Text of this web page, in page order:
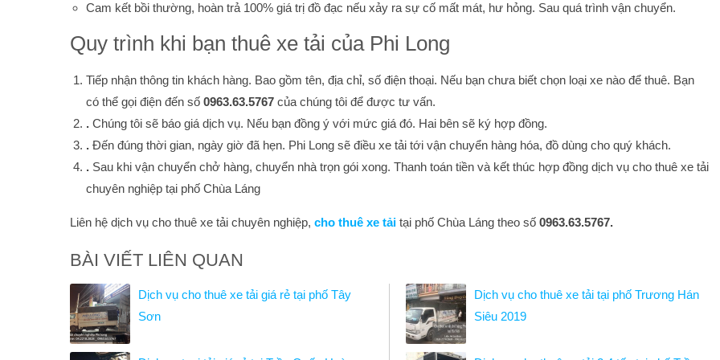
Cam kết bồi thường, hoàn trả 100% giá trị đồ đạc nếu xảy ra sự cố mất mát, hư hỏng. Sau quá trình vận chuyển.
Quy trình khi bạn thuê xe tải của Phi Long
Tiếp nhận thông tin khách hàng. Bao gồm tên, địa chỉ, số điện thoại. Nếu bạn chưa biết chọn loại xe nào để thuê. Bạn
có thể gọi điện đến số 0963.63.5767 của chúng tôi để được tư vấn.
. Chúng tôi sẽ báo giá dịch vụ. Nếu bạn đồng ý với mức giá đó. Hai bên sẽ ký hợp đồng.
. Đến đúng thời gian, ngày giờ đã hẹn. Phi Long sẽ điều xe tải tới vận chuyển hàng hóa, đồ dùng cho quý khách.
. Sau khi vận chuyển chở hàng, chuyển nhà trọn gói xong. Thanh toán tiền và kết thúc hợp đồng dịch vụ cho thuê xe tải
chuyên nghiệp tại phố Chùa Láng
Liên hệ dịch vụ cho thuê xe tải chuyên nghiệp, cho thuê xe tải tại phố Chùa Láng theo số 0963.63.5767.
BÀI VIẾT LIÊN QUAN
Dịch vụ cho thuê xe tải giá rẻ tại phố Tây
Sơn
Dịch vụ cho thuê xe tải tại phố Trương Hán
Siêu 2019